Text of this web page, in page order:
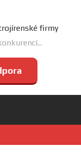
firmy